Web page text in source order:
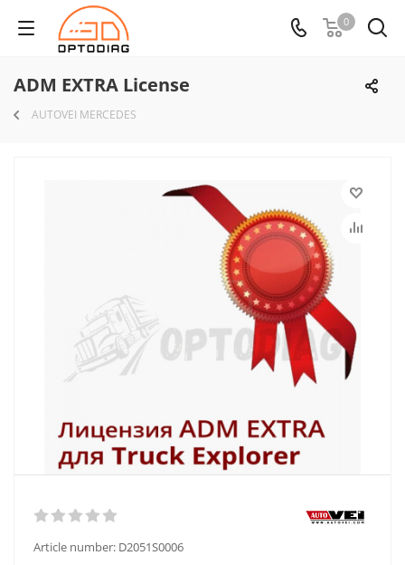
0
ADM EXTRA License
AUTOVEI MERCEDES
Article number: D2051S0006